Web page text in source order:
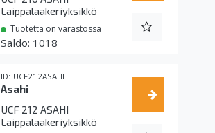
Laippalaakeriyksikkö
Tuotetta on varastossa
1018
UCF212ASAHI
Asahi
UCF 212 ASAHI
Laippalaakeriyksikkö